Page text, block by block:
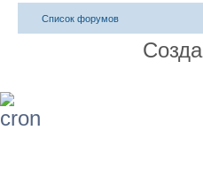
Список форумов